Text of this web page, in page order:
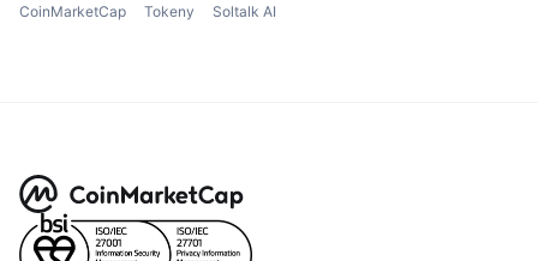
CoinMarketCap Tokeny Soltalk AI